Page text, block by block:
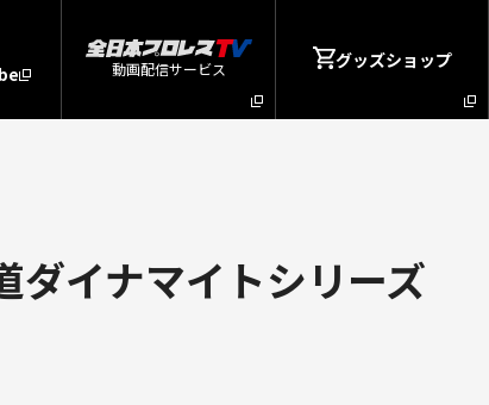
動画配信サービス グッズショップ
イナマイトシリーズ